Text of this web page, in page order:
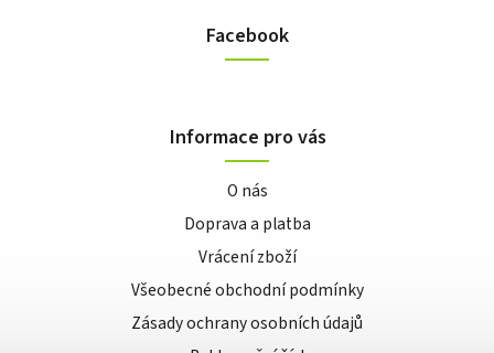
Facebook
Informace pro vás
O nás
Doprava a platba
Vrácení zboží
Všeobecné obchodní podmínky
Zásady ochrany osobních údajů